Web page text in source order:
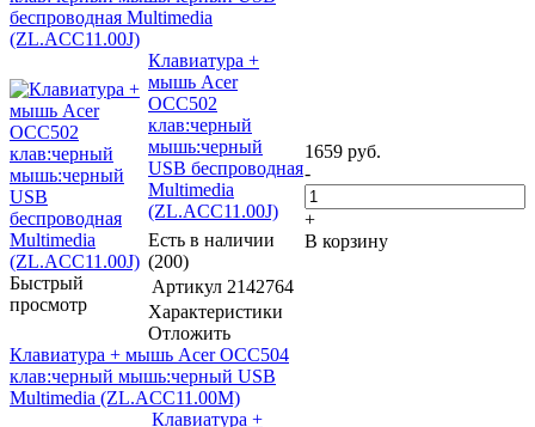
беспроводная Multimedia
(ZL.ACC11.00J)
Быстрый
просмотр
Клавиатура +
мышь Acer
OCC502
клав:черный
мышь:черный
USB беспроводная
Multimedia
(ZL.ACC11.00J)
Есть в наличии
(200)
Артикул 2142764
Характеристики
Отложить
1659 руб.
-
+
В корзину
Клавиатура + мышь Acer OCC504
клав:черный мышь:черный USB
Multimedia (ZL.ACC11.00M)
Клавиатура +